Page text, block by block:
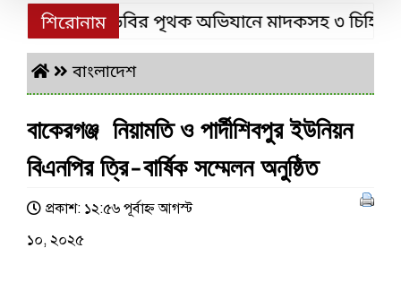
শিরোনাম
শ্রীমঙ্গলে ডিবির পৃথক অভিযানে মাদকসহ ৩ চিহ্নিত
বাংলাদেশ
বাকেরগঞ্জ নিয়ামতি ও পার্দীশিবপুর ইউনিয়ন
বিএনপির ত্রি-বার্ষিক সম্মেলন অনুষ্ঠিত
প্রকাশ: ১২:৫৬ পূর্বাহ্ণ আগস্ট
১০, ২০২৫